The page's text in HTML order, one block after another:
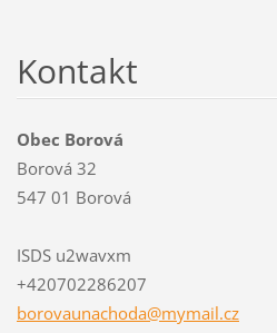
Kontakt
Obec Borová
Borová 32
547 01 Borová
ISDS u2wavxm
+420702286207
borovaunachoda@mymail.cz